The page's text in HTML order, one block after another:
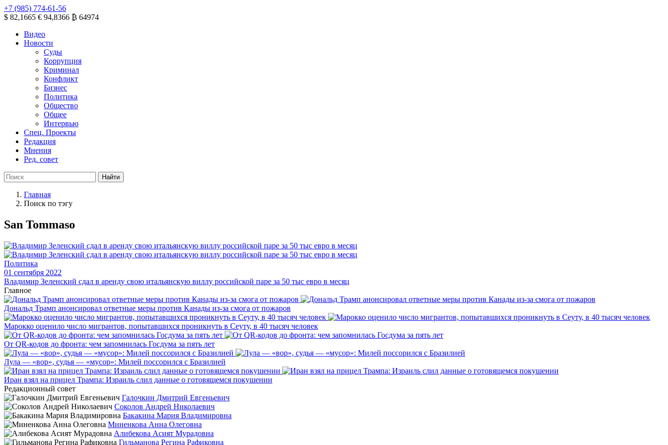
+7 (985) 774-61-56
$ 82,1665 € 94,8366 ₿ 64974
Видео
Новости
Суды
Коррупция
Криминал
Конфликт
Бизнес
Политика
Общество
Общее
Интервью
Спец. Проекты
Редакция
Мнения
Ред. совет
Главная
Поиск по тэгу
San Tommaso
Политика
01 сентября 2022
Владимир Зеленский сдал в аренду свою итальянскую виллу российской паре за 50 тыс евро в месяц
Главное
Дональд Трамп анонсировал ответные меры против Канады из-за смога от пожаров
Марокко оценило число мигрантов, попытавшихся проникнуть в Сеуту, в 40 тысяч человек
От QR-кодов до фронта: чем запомнилась Госдума за пять лет
Лула — «вор», судья — «мусор»: Милей поссорился с Бразилией
Иран взял на прицел Трампа: Израиль слил данные о готовящемся покушении
Редакционный совет
Галочкин Дмитрий Евгеньевич
Соколов Андрей Николаевич
Бакакина Мария Владимировна
Миненкова Анна Олеговна
Алибекова Асият Мурадовна
Гильманова Регина Рафиковна